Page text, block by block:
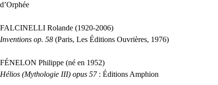
d’Orphée
FALCINELLI Rolande (1920-2006)
Inventions op. 58 (Paris, Les Éditions Ouvrières, 1976)
FÉNELON Philippe (né en 1952)
Hélios (Mythologie III) opus 57: Éditions Amphion